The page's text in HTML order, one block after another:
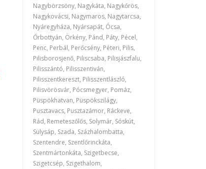
Nagybörzsöny, Nagykáta, Nagykőrös,
Nagykovácsi, Nagymaros, Nagytarcsa,
Nyáregyháza, Nyársapát, Ócsa,
Őrbottyán, Örkény, Pánd, Páty, Pécel,
Penc, Perbál, Perőcsény, Péteri, Pilis,
Pilisborosjenő, Piliscsaba, Pilisjászfalu,
Pilisszántó, Pilisszentiván,
Pilisszentkereszt, Pilisszentlászló,
Pilisvörösvár, Pócsmegyer, Pomáz,
Püspökhatvan, Püspökszilágy,
Pusztavacs, Pusztazámor, Ráckeve,
Rád, Remeteszőlős, Solymár, Sóskút,
Sülysáp, Szada, Százhalombatta,
Szentendre, Szentlőrinckáta,
Szentmártonkáta, Szigetbecse,
Szigetcsép, Szigethalom,